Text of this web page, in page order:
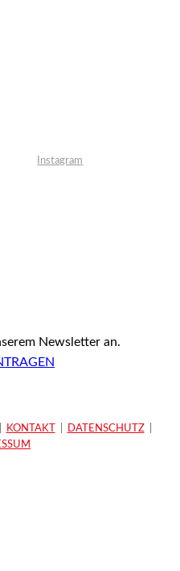
Instagram
Newsletter an.
KONTAKT DATENSCHUTZ|